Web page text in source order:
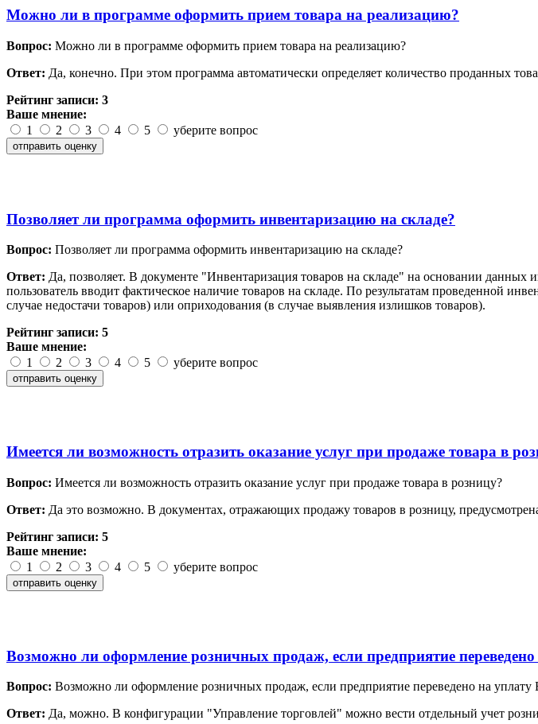
Можно ли в программе оформить прием товара на реализацию?
Вопрос: Можно ли в программе оформить прием товара на реализацию?
Ответ: Да, конечно. При этом программа автоматически определяет количество проданных
Рейтинг записи: 3
Ваше мнение:
1
2 3 4 5 уберите вопрос
Позволяет ли программа оформить инвентаризацию на складе?
Вопрос: Позволяет ли программа оформить инвентаризацию на складе?
Ответ: Да, позволяет. В документе "Инвентаризация товаров на складе" на основании данных
пользователь вводит фактическое наличие товаров на складе. По результатам проведенной
случае недостачи товаров) или оприходования (в случае выявления излишков товаров).
Рейтинг записи: 5
Ваше мнение:
1
2 3 4 5 уберите вопрос
Имеется ли возможность отразить оказание услуг при продаже товара в
Вопрос: Имеется ли возможность отразить оказание услуг при продаже товара в розницу?
Ответ: Да это возможно. В документах, отражающих продажу товаров в розницу,
Рейтинг записи: 5
Ваше мнение:
1
2 3 4 5 уберите вопрос
Возможно ли оформление розничных продаж, если предприятие
Вопрос: Возможно ли оформление розничных продаж, если предприятие переведено на
Ответ: Да, можно. В конфигурации "Управление торговлей" можно вести отдельный учет